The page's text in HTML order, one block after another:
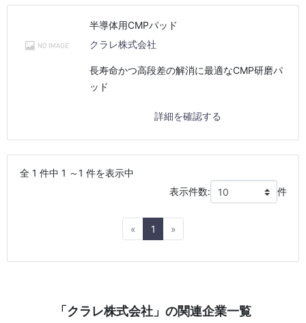
半導体用CMPパッド
クラレ株式会社
長寿命かつ高段差の解消に最適なCMP研磨パ
ッド
詳細を確認する
全 1 件中 1 ～1 件を表示中
表示件数:
件
« Previous
1 »Next
「クラレ株式会社」の関連企業一覧